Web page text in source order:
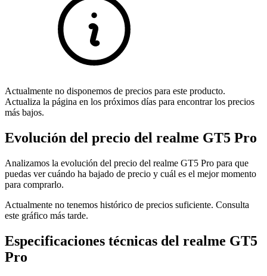
Actualmente no disponemos de precios para este producto.
Actualiza la página en los próximos días para encontrar los precios
más bajos.
Evolución del precio del realme GT5 Pro
Analizamos la evolución del precio del realme GT5 Pro para que
puedas ver cuándo ha bajado de precio y cuál es el mejor momento
para comprarlo.
Actualmente no tenemos histórico de precios suficiente. Consulta
este gráfico más tarde.
Especificaciones técnicas del realme GT5
Pro